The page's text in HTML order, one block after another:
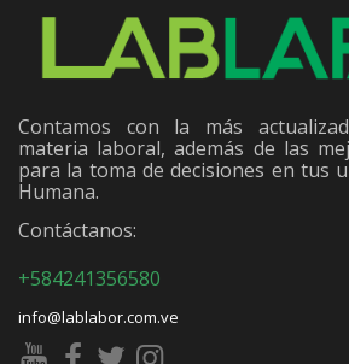
Contamos con la más
materia laboral, además de las
para la toma de decisiones en tus
Humana.
Contáctanos:
+584241356580
info@lablabor.com.ve